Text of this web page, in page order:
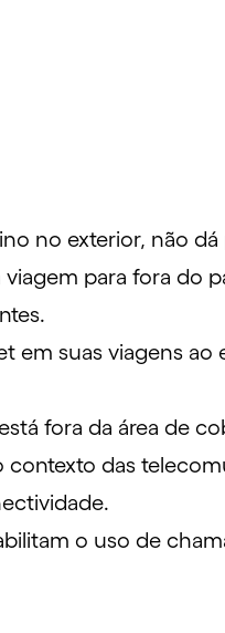
no exterior, não
para fora do
.
em suas viagens ao
fora da área de
contexto das
o uso de